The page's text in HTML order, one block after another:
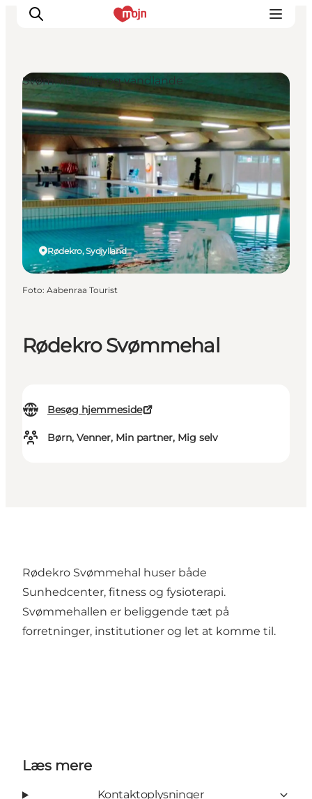
Oplevelser
Byer & Steder
Det sker
Overnatning
Planlæg din ferie
Booking
Rødekro Svømmehal
Besøg hjemmeside
Børn, Venner, Min partner, Mig selv
Rødekro, Sydjylland
Svømmehaller og vandlande
Foto: Aabenraa Tourist
Rødekro Svømmehal huser både
Sunhedcenter, fitness og fysioterapi.
Svømmehallen er beliggende tæt på
forretninger, institutioner og let at komme til.
Læs mere
Kontaktoplysninger